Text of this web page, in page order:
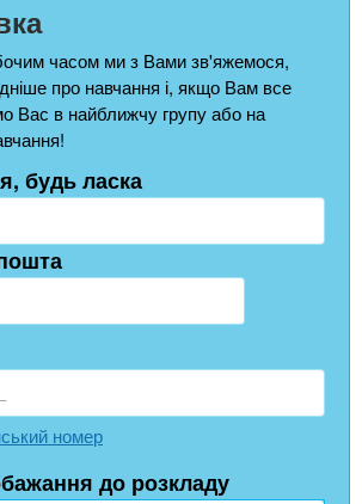
часом ми з Вами зв'яжемося,
про навчання і, якщо Вам все
Вас в найближчу групу або на
будь ласка
номер
до розкладу